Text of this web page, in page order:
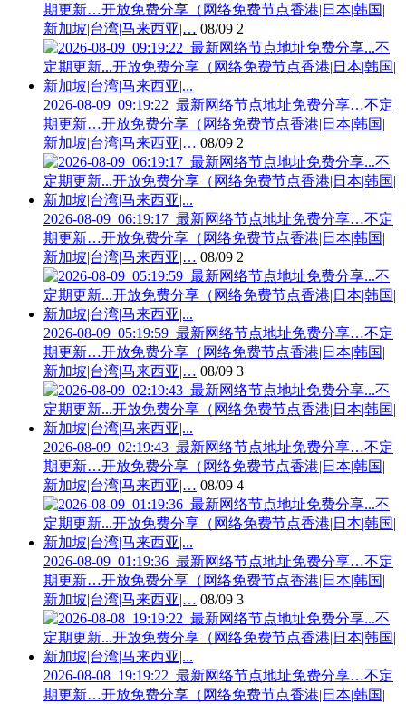
期更新…开放免费分享（网络免费节点香港|日本|韩国|
新加坡|台湾|马来西亚|… 08/09 2
2026-08-09_09:19:22_最新网络节点地址免费分享…不定
期更新…开放免费分享（网络免费节点香港|日本|韩国|
新加坡|台湾|马来西亚|… 08/09 2
2026-08-09_06:19:17_最新网络节点地址免费分享…不定
期更新…开放免费分享（网络免费节点香港|日本|韩国|
新加坡|台湾|马来西亚|… 08/09 2
2026-08-09_05:19:59_最新网络节点地址免费分享…不定
期更新…开放免费分享（网络免费节点香港|日本|韩国|
新加坡|台湾|马来西亚|… 08/09 3
2026-08-09_02:19:43_最新网络节点地址免费分享…不定
期更新…开放免费分享（网络免费节点香港|日本|韩国|
新加坡|台湾|马来西亚|… 08/09 4
2026-08-09_01:19:36_最新网络节点地址免费分享…不定
期更新…开放免费分享（网络免费节点香港|日本|韩国|
新加坡|台湾|马来西亚|… 08/09 3
2026-08-08_19:19:22_最新网络节点地址免费分享…不定
期更新…开放免费分享（网络免费节点香港|日本|韩国|